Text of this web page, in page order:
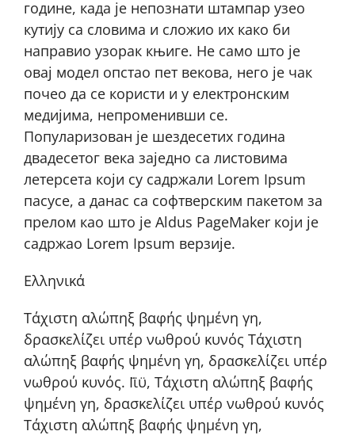
године, када је непознати штампар узео
кутију са словима и сложио их како би
направио узорак књиге. Не само што је
овај модел опстао пет векова, него је чак
почео да се користи и у електронским
медијима, непроменивши се.
Популаризован је шездесетих година
двадесетог века заједно са листовима
летерсета који су садржали Lorem Ipsum
пасусе, а данас са софтверским пакетом за
прелом као што је Aldus PageMaker који је
садржао Lorem Ipsum верзије.
Ελληνικά
Τάχιστη αλώπηξ βαφής ψημένη γη,
δρασκελίζει υπέρ νωθρού κυνός Τάχιστη
αλώπηξ βαφής ψημένη γη, δρασκελίζει υπέρ
νωθρού κυνός. Ϊϊϋ, Τάχιστη αλώπηξ βαφής
ψημένη γη, δρασκελίζει υπέρ νωθρού κυνός
Τάχιστη αλώπηξ βαφής ψημένη γη,